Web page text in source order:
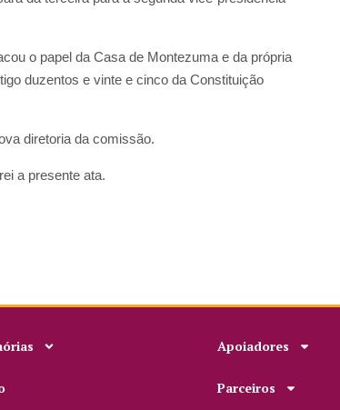
o papel da Casa de Montezuma e da própria
duzentos e vinte e cinco da Constituição
diretoria da comissão.
a presente ata.
Apoiadores
Parceiros